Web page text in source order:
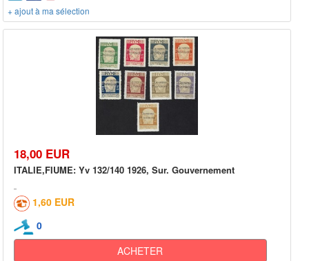
+ ajout à ma sélection
18,00 EUR
ITALIE,FIUME: Yv 132/140 1926, Sur. Gouvernement
1,60 EUR
0
ACHETER